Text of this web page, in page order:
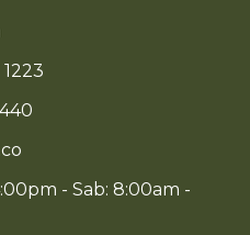
- Sab: 8:00am -